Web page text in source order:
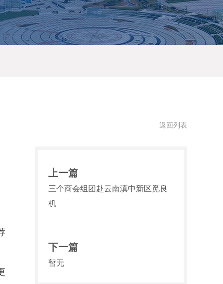
返回列表
上一篇
三个商会组团赴云南滇中新区觅良
机
下一篇
暂无